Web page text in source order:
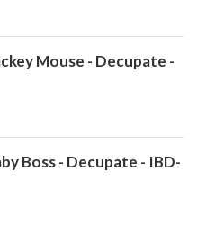
Mouse - Decupate -
Boss - Decupate - IBD-